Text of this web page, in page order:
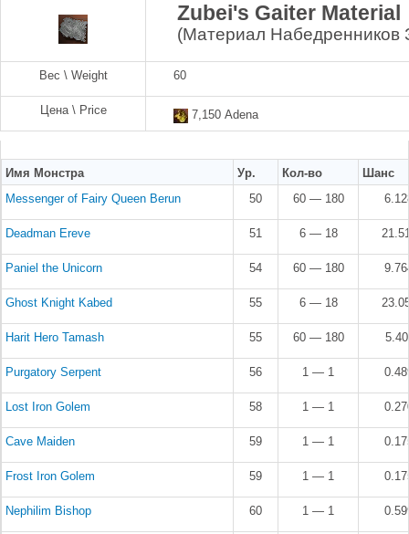
Zubei's Gaiter Material
(Материал Набедренников
Вес \ Weight 60
Цена \ Price 7,150 Adena
Имя Монстра Ур. Кол-во
Шанс
Messenger of Fairy Queen Berun
50 60 — 180
Deadman Ereve 51 6 — 18
Paniel the Unicorn 54 60 — 180
Ghost Knight Kabed 55 6 — 18
Harit Hero Tamash 55 60 — 180
Purgatory Serpent 56 1 — 1
Lost Iron Golem 58 1 — 1
Cave Maiden 59 1 — 1
Frost Iron Golem 59 1 — 1
Nephilim Bishop 60 1 — 1